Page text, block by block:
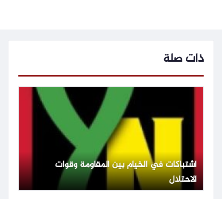
ذات صلة
اشتباكات في الخيام بين المقاومة وقوات
الاحتلال